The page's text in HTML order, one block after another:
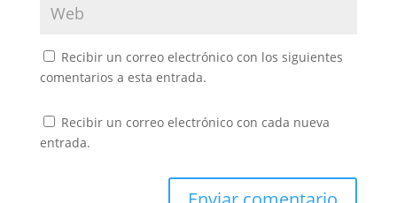
Recibir un correo electrónico con los siguientes
comentarios a esta entrada.
Recibir un correo electrónico con cada nueva
entrada.